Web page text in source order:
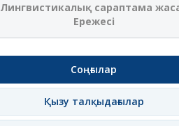
Лингвистикалық сараптама
Ережесі
Соңғылар
Қызу талқыдағылар